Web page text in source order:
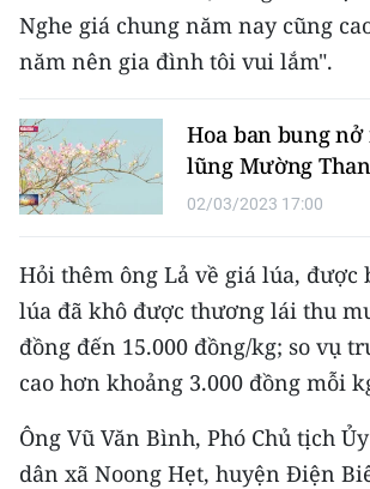
Trung du và miền núi phía Bắc
Đồng bằng sông Hồng
Bắc Trung Bộ
Duyên hải Nam Trung Bộ và Tây
Nguyên
Đông Nam Bộ
Đồng bằng sông Cửu Long
Chuyên trang Hà Nội
CHUYÊN ĐỀ
Nghe giá chung năm nay cũng
năm nên gia đình tôi vui lắm".
Hoa ban bung
lũng Mường
02/03/2023 17:00
Hỏi thêm ông Lả về giá lúa, được
lúa đã khô được thương lái thu
đồng đến 15.000 đồng/kg; so vụ
cao hơn khoảng 3.000 đồng mỗi
Ông Vũ Văn Bình, Phó Chủ tịch
dân xã Noong Hẹt, huyện Điện